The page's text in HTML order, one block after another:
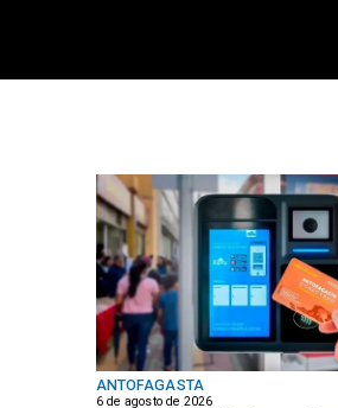
ANTOFAGASTA
6 de agosto de 2026